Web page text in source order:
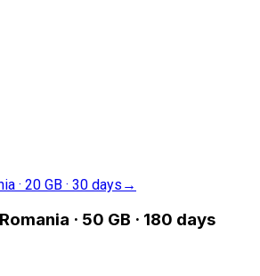
· 20 GB · 30 days →
Romania · 50 GB · 180 days